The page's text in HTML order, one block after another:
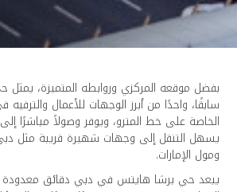
موقعه المركزي وروابطه المتميزة، يمثل
واحدًا من أبرز الوجهات للأعمال والترفيه
على خط المترو، ويوفر وصولاً مباشرًا إلى
التنقل إلى وجهات شهيرة قريبة مثل دبي
الإمارات.
حي برشا هايتس في دبي دقائق معدودة عن